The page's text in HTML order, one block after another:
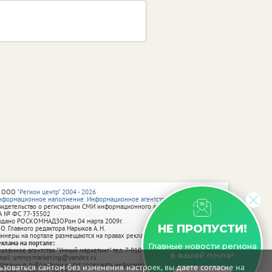
сайтом без изменения настроек, вы даете согласие на
НЕ ПРОПУСТИ!
Главные новости региона
в вашей почте!
"Регион центр" 2004 - 2026
наполнение: Информационное агентство vRossii.ru
о регистрации СМИ информационного агентства vRossii.ru
№ ФС 77‑35502
РОСКОМНАДЗОРом 04 марта 2009г.
Главного редактора Нарыков А. Н.
на портале размещаются на правах рекламы.
на портале:
агентство "Умный маркетинг" тел. 7-910-267-70-40,
umnyy.marketing@yandex.ru
публикации могут содержать информацию, не предназначенную